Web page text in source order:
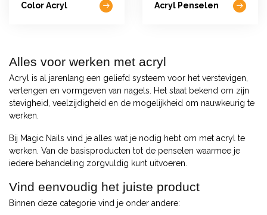
Color Acryl Acryl Penselen
Alles voor werken met acryl
Acryl is al jarenlang een geliefd systeem voor het verstevigen,
verlengen en vormgeven van nagels. Het staat bekend om zijn
stevigheid, veelzijdigheid en de mogelijkheid om nauwkeurig te
werken.
Bij Magic Nails vind je alles wat je nodig hebt om met acryl te
werken. Van de basisproducten tot de penselen waarmee je
iedere behandeling zorgvuldig kunt uitvoeren.
Vind eenvoudig het juiste product
Binnen deze categorie vind je onder andere: